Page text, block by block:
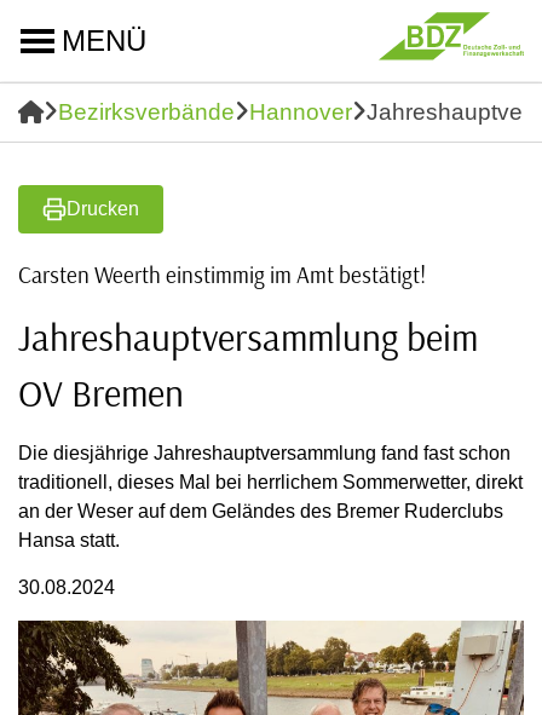
MENÜ
Bezirksverbände Hannover
Drucken
Carsten Weerth einstimmig im Amt bestätigt!
Jahreshauptversammlung beim
OV Bremen
Die diesjährige Jahreshauptversammlung fand fast schon
traditionell, dieses Mal bei herrlichem Sommerwetter, direkt
an der Weser auf dem Geländes des Bremer Ruderclubs
Hansa statt.
30.08.2024